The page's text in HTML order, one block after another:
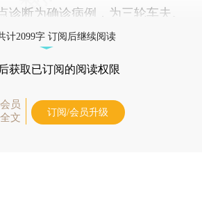
诊断为确诊病例，为三轮车夫。
计2099字 订阅后继续阅读
后获取已订阅的阅读权限
员
文
订阅/会员升级